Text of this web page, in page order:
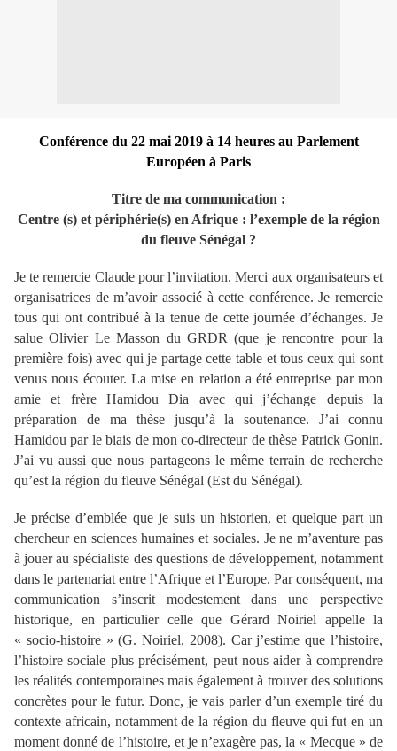
Conférence du 22 mai 2019 à 14 heures au Parlement
Européen à Paris
Titre de ma communication :
Centre (s) et périphérie(s) en Afrique : l’exemple de la région
du fleuve Sénégal ?
Je te remercie Claude pour l’invitation. Merci aux organisateurs et
organisatrices de m’avoir associé à cette conférence. Je remercie
tous qui ont contribué à la tenue de cette journée d’échanges. Je
salue Olivier Le Masson du GRDR (que je rencontre pour la
première fois) avec qui je partage cette table et tous ceux qui sont
venus nous écouter. La mise en relation a été entreprise par mon
amie et frère Hamidou Dia avec qui j’échange depuis la
préparation de ma thèse jusqu’à la soutenance. J’ai connu
Hamidou par le biais de mon co-directeur de thèse Patrick Gonin.
J’ai vu aussi que nous partageons le même terrain de recherche
qu’est la région du fleuve Sénégal (Est du Sénégal).
Je précise d’emblée que je suis un historien, et quelque part un
chercheur en sciences humaines et sociales. Je ne m’aventure pas
à jouer au spécialiste des questions de développement, notamment
dans le partenariat entre l’Afrique et l’Europe. Par conséquent, ma
communication s’inscrit modestement dans une perspective
historique, en particulier celle que Gérard Noiriel appelle la
« socio-histoire » (G. Noiriel, 2008). Car j’estime que l’histoire,
l’histoire sociale plus précisément, peut nous aider à comprendre
les réalités contemporaines mais également à trouver des solutions
concrètes pour le futur. Donc, je vais parler d’un exemple tiré du
contexte africain, notamment de la région du fleuve qui fut en un
moment donné de l’histoire, et je n’exagère pas, la « Mecque » de